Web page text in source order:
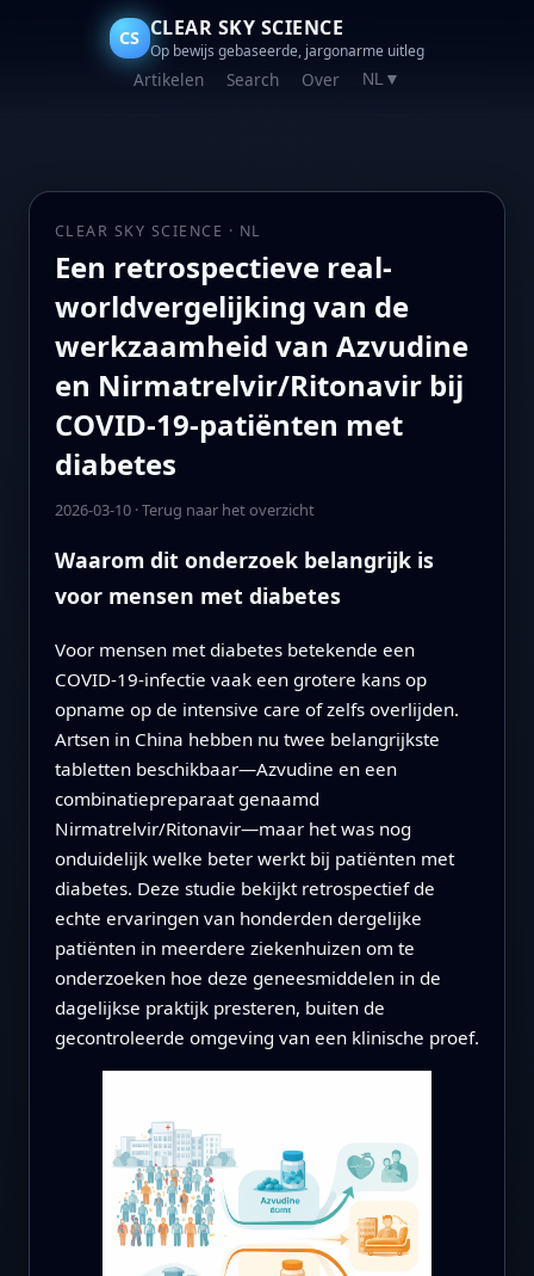
CS CLEAR SKY SCIENCE
Op bewijs gebaseerde, jargonarme uitleg
Artikelen Search Over NL ▼
CLEAR SKY SCIENCE · NL
Een retrospectieve real-
worldvergelijking van de
werkzaamheid van Azvudine
en Nirmatrelvir/Ritonavir bij
COVID-19-patiënten met
diabetes
2026-03-10·Terug naar het overzicht
Waarom dit onderzoek belangrijk is
voor mensen met diabetes
Voor mensen met diabetes betekende een
COVID-19-infectie vaak een grotere kans op
opname op de intensive care of zelfs overlijden.
Artsen in China hebben nu twee belangrijkste
tabletten beschikbaar—Azvudine en een
combinatiepreparaat genaamd
Nirmatrelvir/Ritonavir—maar het was nog
onduidelijk welke beter werkt bij patiënten met
diabetes. Deze studie bekijkt retrospectief de
echte ervaringen van honderden dergelijke
patiënten in meerdere ziekenhuizen om te
onderzoeken hoe deze geneesmiddelen in de
dagelijkse praktijk presteren, buiten de
gecontroleerde omgeving van een klinische proef.